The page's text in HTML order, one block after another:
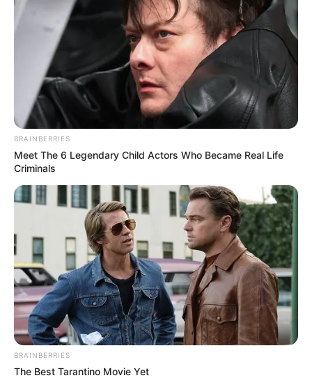
EMAIL ΑΚΟΛΟΥΘΉΣΤΕ
BRAINBERRIES
Meet The 6 Legendary Child Actors Who Became Real Life
Criminals
BRAINBERRIES
The Best Tarantino Movie Yet